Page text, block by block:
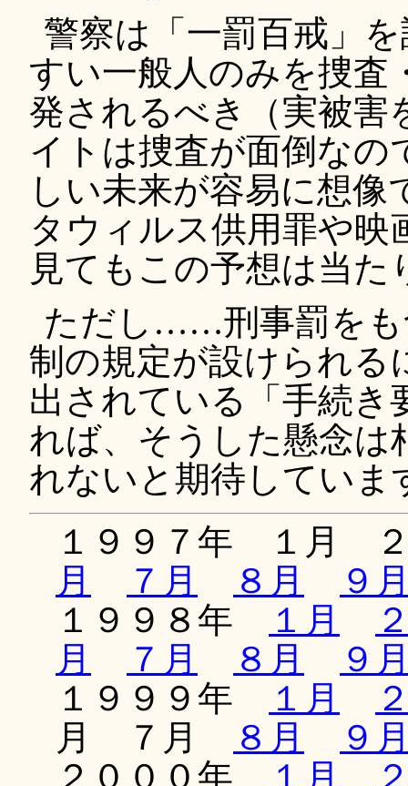
警察は「一罰百戒」
すい一般人のみを捜査
発されるべき（実被害
イトは捜査が面倒なの
しい未来が容易に想
タウィルス供用罪や映
見てもこの予想は当
ただし……刑事罰をも
制の規定が設けられる
出されている「手続き
れば、そうした懸念は
れないと期待していま
１９９７年 １月
月
７月 ８月
９
１９９８年
１月
月
７月 ８月
９
１９９９年
１月
月 ７月
８月
９
２０００年
１月